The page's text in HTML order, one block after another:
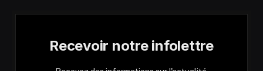
Recevoir notre infolettre